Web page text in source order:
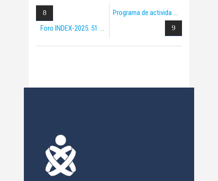
Foro INDEX-2025. 51
Programa de activida